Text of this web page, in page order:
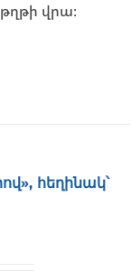
վրա։
հեղինակ՝